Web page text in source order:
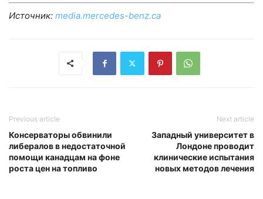
Источник: media.mercedes-benz.ca
Previous article
Консерваторы обвинили
либералов в недостаточной
помощи канадцам на фоне
роста цен на топливо
Next article
Западный университет в
Лондоне проводит
клинические испытания
новых методов лечения